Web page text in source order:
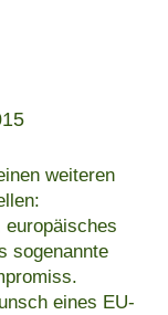
weiteren
sogenannte
eines EU-